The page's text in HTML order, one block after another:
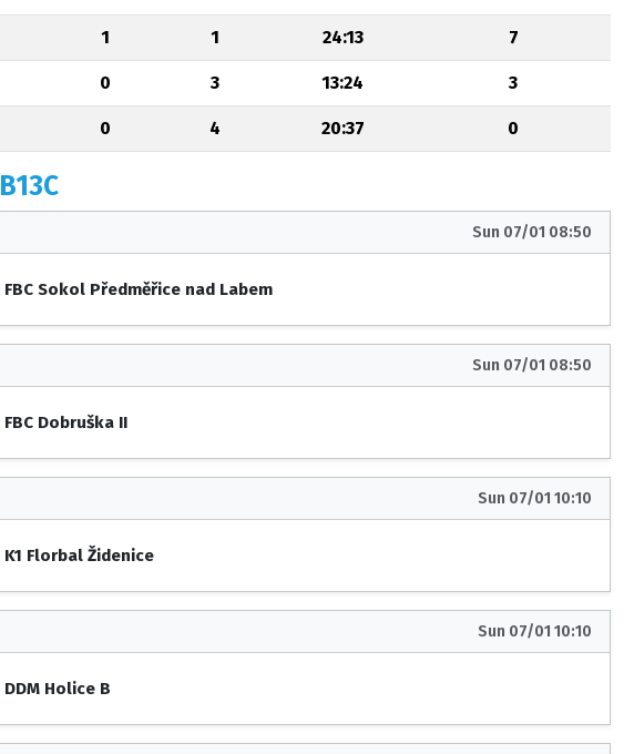
1 1 24:13 7
0 3 13:24 3
0 4 20:37 0
Sun 07/01 08:50
FBC Sokol Předměřice nad Labem
Sun 07/01 08:50
FBC Dobruška II
Sun 07/01 10:10
K1 Florbal Židenice
Sun 07/01 10:10
DDM Holice B